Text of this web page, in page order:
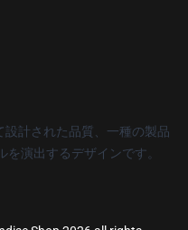
計された品質、一種の製品
演出するデザインです。